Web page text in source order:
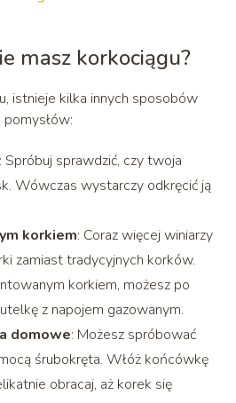
masz korkociągu?
istnieje kilka innych sposobów
: Spróbuj sprawdzić, czy twoja
Wówczas wystarczy odkręcić ją
korkiem: Coraz więcej winiarzy
zamiast tradycyjnych korków.
korkiem, możesz po
z napojem gazowanym.
domowe: Możesz spróbować
śrubokręta. Włóż końcówkę
obracaj, aż korek się